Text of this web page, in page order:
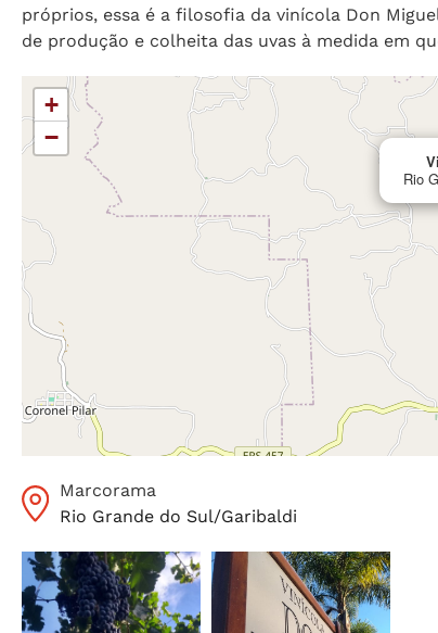
próprios, essa é a filosofia da vinícola Don
de produção e colheita das uvas à medida em
Rio
+
−
Marcorama
Rio Grande do Sul/Garibaldi